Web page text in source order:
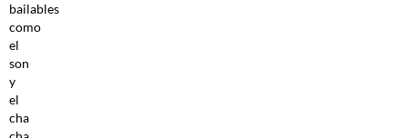
bailables
como
el
son
y
el
cha